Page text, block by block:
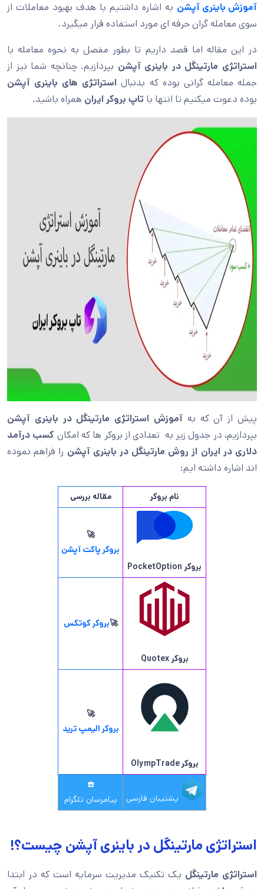
آموزش باینری آپشن به اشاره داشتیم با هدف بهبود معاملات از
سوی معامله گران حرفه ای مورد استفاده قرار میگیرد.
در این مقاله اما قصد داریم تا بطور مفصل به نحوه معامله با
استراتژی مارتینگل در باینری آپشن بپردازیم. چنانچه شما نیز از
جمله معامله گرانی بوده که بدنبال استراتژی های باینری آپشن
بوده دعوت میکنیم تا انتها با تاپ بروکر ایران همراه باشید.
پیش از آن که به آموزش استراتژی مارتینگل در باینری آپشن
بپردازیم، در جدول زیر به تعدادی از بروکر ها که امکان کسب درآمد
دلاری در ایران از روش مارتینگل در باینری آپشن را فراهم نموده
اند اشاره داشته ایم:
نام بروکر مقاله بررسی
بروکر PocketOption
🚀
بروکر پاکت آپشن
بروکر Quotex
🚀بروکر کوتکس
بروکر OlympTrade
🚀
بروکر الیمپ ترید
پشتیبان فارسی
☎️
پیامرسان تلگرام
استراتژی مارتینگل در باینری آپشن چیست؟!
استراتژی مارتینگل یک تکنیک مدیریت سرمایه است که در ابتدا